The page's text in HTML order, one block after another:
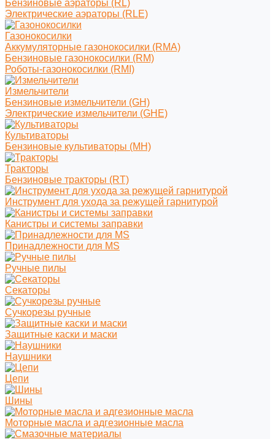
Бензиновые аэраторы (RL)
Электрические аэраторы (RLE)
Газонокосилки
Аккумуляторные газонокосилки (RMA)
Бензиновые газонокосилки (RM)
Роботы-газонокосилки (RMI)
Измельчители
Бензиновые измельчители (GH)
Электрические измельчители (GHE)
Культиваторы
Бензиновые культиваторы (MH)
Тракторы
Бензиновые тракторы (RT)
Инструмент для ухода за режущей гарнитурой
Канистры и системы заправки
Принадлежности для MS
Ручные пилы
Секаторы
Сучкорезы ручные
Защитные каски и маски
Наушники
Цепи
Шины
Моторные масла и адгезионные масла